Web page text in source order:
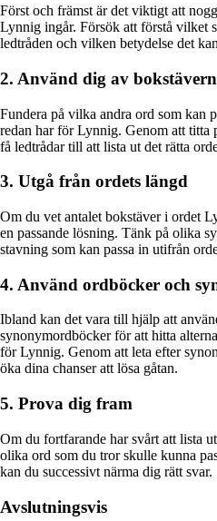
Först och främst är det viktigt att
Lynnig ingår. Försök att förstå vilket
ledtråden och vilken betydelse det
2. Använd dig av
Fundera på vilka andra ord som kan
redan har för Lynnig. Genom att titta
få ledtrådar till att lista ut det rätta
3. Utgå från ordets längd
Om du vet antalet bokstäver i ordet
en passande lösning. Tänk på olika
stavning som kan passa in utifrån
4. Använd ordböcker och
Ibland kan det vara till hjälp att
synonymordböcker för att hitta
för Lynnig. Genom att leta efter
öka dina chanser att lösa gåtan.
5. Prova dig fram
Om du fortfarande har svårt att lista
olika ord som du tror skulle kunna
kan du successivt närma dig rätt svar.
Avslutningsvis